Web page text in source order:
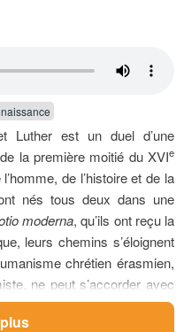
Luther est un duel d’une
la première moitié du XVIe
de l’histoire et de la
nés tous deux dans une
moderna, qu’ils ont reçu la
leurs chemins s’éloignent
chrétien érasmien,
ne peut s’accorder avec
la préférence d’Érasme
Jérôme, au détriment de